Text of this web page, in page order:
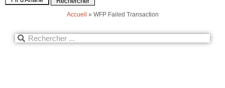
Accueil » WFP Failed Transaction